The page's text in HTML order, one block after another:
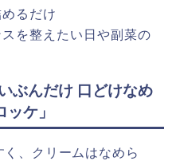
るだけ
を整えたい日や副菜の
ぶんだけ 口どけなめ
ケ」
、クリームはなめら